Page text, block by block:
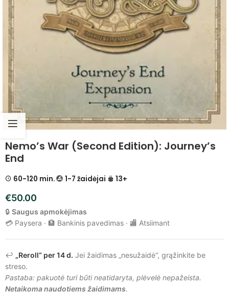
Nemo’s War (Second Edition): Journey’s
End
60-120 min. 1-7 žaidėjai 13+
€50.00
🔒 Saugus apmokėjimas
💳 Paysera · 🏦 Bankinis pavedimas · 🏬 Atsiimant
↩️ „Reroll“ per 14 d. Jei žaidimas „nesužaidė“, grąžinkite be
streso.
Pastaba: pakuotė turi būti neatidaryta, plėvelė nepažeista.
Netaikoma naudotiems žaidimams.